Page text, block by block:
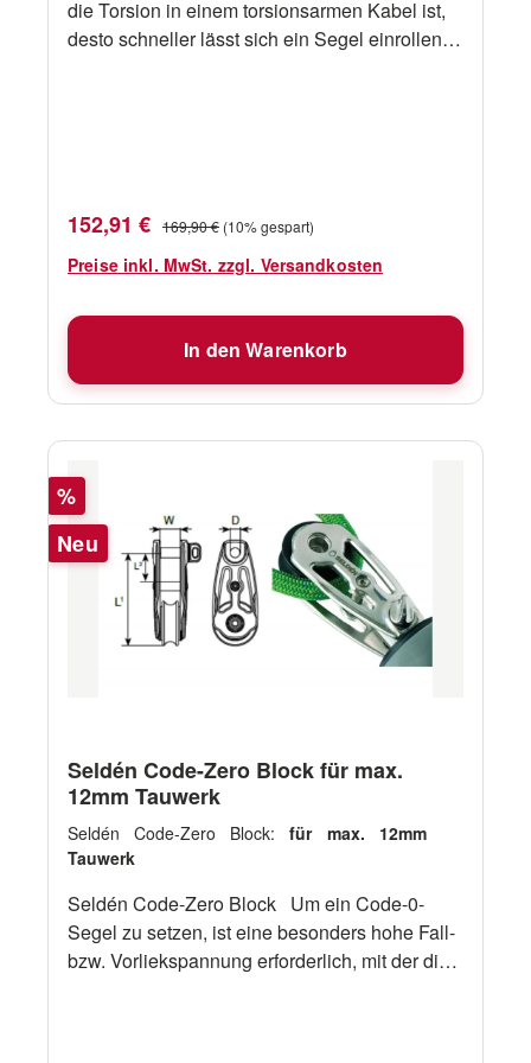
die Torsion in einem torsionsarmen Kabel ist,
desto schneller lässt sich ein Segel einrollen.
Verkaufspreis:
152,91 € Regulärer Preis:
169,90 € (10% gespart)
Preise inkl. MwSt. zzgl. Versandkosten
In den Warenkorb
Rabatt
%
Neu
Seldén Code-Zero Block für max.
12mm Tauwerk
Seldén Code-Zero Block: für max. 12mm
Tauwerk
Seldén Code-Zero Block Um ein Code-0-
Segel zu setzen, ist eine besonders hohe Fall-
bzw. Vorliekspannung erforderlich, mit der die